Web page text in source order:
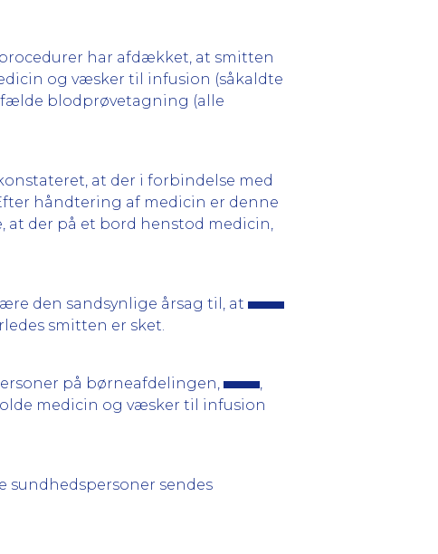
har afdækket, at smitten
og væsker til infusion (såkaldte
blodprøvetagning (alle
at der i forbindelse med
håndtering af medicin er denne
der på et bord henstod medicin,
den sandsynlige årsag til, at
smitten er sket.
på børneafdelingen,
,
medicin og væsker til infusion
sendes